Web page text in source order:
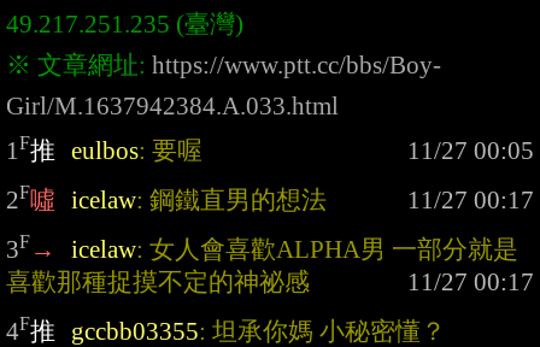
※ 文章網址: https://www.ptt.cc/bbs/Boy-
Girl/M.1637942384.A.033.html
1F推 eulbos: 要喔
2F噓 icelaw: 鋼鐵直男的想法
3F → icelaw: 女人會喜歡ALPHA男 一部分就是
喜歡那種捉摸不定的神祕感
4F推 gccbb03355: 坦承你媽 小秘密懂？